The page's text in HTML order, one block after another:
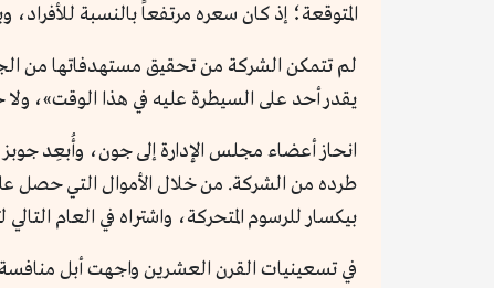
المتوقعة؛ إذ كان سعره مرتفعاً بالنسبة للأفراد، وبلغ وقتها
لم تتمكن الشركة من تحقيق مستهدفاتها من
يقدر أحد على السيطرة عليه في هذا الوقت»،
بيكسار للرسوم المتحركة، واشتراه في العام التالي
في تسعينيات القرن العشرين واجهت أبل